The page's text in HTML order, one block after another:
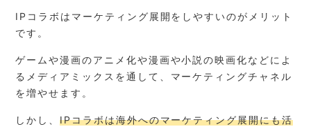
IPコラボはマーケティング展開をしやすいのがメリット
です。
ゲームや漫画のアニメ化や漫画や小説の映画化などによ
るメディアミックスを通して、マーケティングチャネル
を増やせます。
しかし、IPコラボは海外へのマーケティング展開にも活